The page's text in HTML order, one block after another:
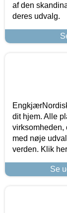
af den
deres udvalg.
dit hjem. Alle
virksomheden,
med nøje
verden. Klik
Se